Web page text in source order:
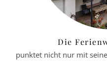
Die
punktet nicht nur mit